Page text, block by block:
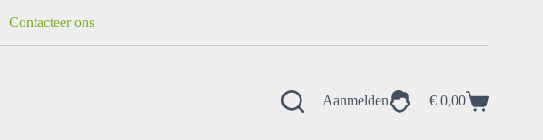
Contacteer ons
Aanmelden Winkelwagen
€ 0,00